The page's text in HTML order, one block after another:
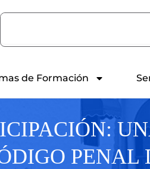
Search
de Formación